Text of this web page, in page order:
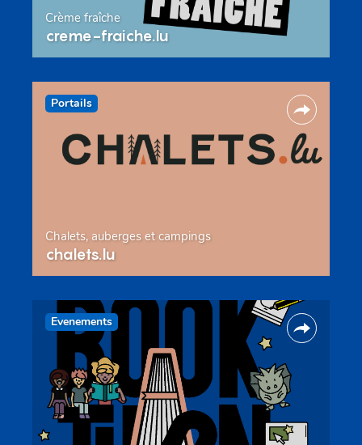
Crème fraîche
creme-fraiche.lu
Portails
Chalets, auberges et campings
chalets.lu
Evenements